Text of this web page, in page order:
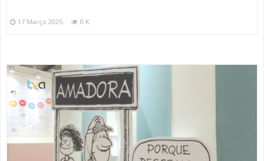
17 Março 2025 0 K